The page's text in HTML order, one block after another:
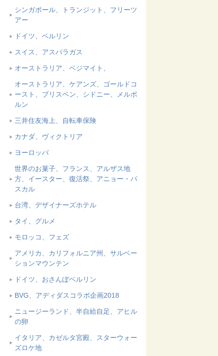
シンガポール、トランジット、フリーツ
アー
ドイツ、ベルリン
スイス、アスパラガス
オーストラリア、ベジマイト、
オーストラリア、ケアンズ、ゴールドコ
ースト、ブリスベン、シドニー、メルボ
ルン
三井住友海上、自転車保険
カナダ、ヴィクトリア
ヨーロッパ
世界のお菓子、フランス、アルザス地
方、イースター、復活祭、アニョー・パ
スカル
台湾、デザイナーズホテル
タイ、グルメ
モロッコ、フェズ
アメリカ、カリフォルニア州、サルベー
ションマウンテン
ドイツ、おさんぽベルリン
BVG、アディダスコラボ企画2018
ニュージーランド、半自給自足、アヒル
の卵
イタリア、カゼルタ宮殿、スターウォー
ズロケ地